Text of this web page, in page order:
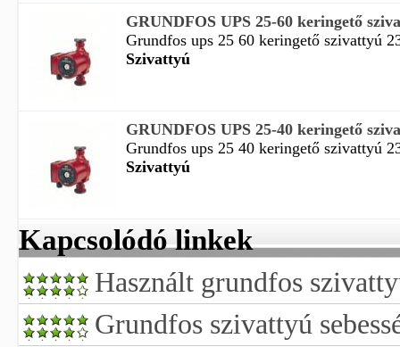
GRUNDFOS UPS 25-60 keringető
Grundfos ups 25 60 keringető szivattyú
Szivattyú
GRUNDFOS UPS 25-40 keringető
Grundfos ups 25 40 keringető szivattyú
Szivattyú
Kapcsolódó linkek
Használt grundfos
Grundfos szivattyú